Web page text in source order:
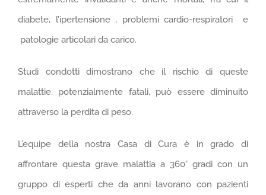
diabete, l’ipertensione , problemi cardio-respiratori e
patologie articolari da carico.
Studi condotti dimostrano che il rischio di queste
malattie, potenzialmente fatali, può essere diminuito
attraverso la perdita di peso.
L’equipe della nostra Casa di Cura è in grado di
affrontare questa grave malattia a 360° gradi con un
gruppo di esperti che da anni lavorano con pazienti